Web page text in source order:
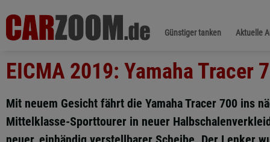
Günstiger tanken Aktuelle
EICMA 2019: Yamaha Tracer
Mit neuem Gesicht fährt die Yamaha Tracer 700 ins
Mittelklasse-Sporttourer in neuer